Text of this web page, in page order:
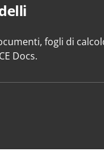
fogli di
Docs.